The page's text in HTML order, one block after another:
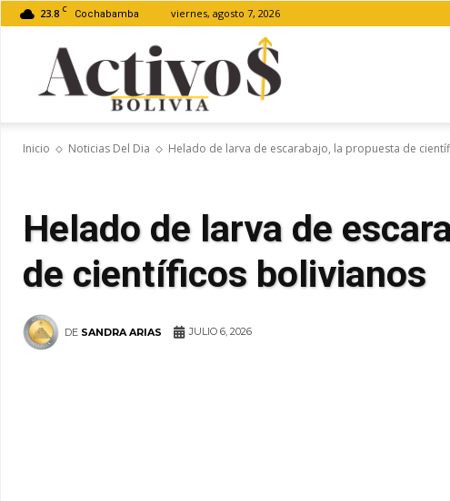
23.8 C Cochabamba viernes, agosto 7, 2026
Inicio Noticias Del Dia Helado de larva de escarabajo, la propuesta de
Helado de larva de
de científicos bolivianos
DE SANDRA ARIAS JULIO 6, 2026